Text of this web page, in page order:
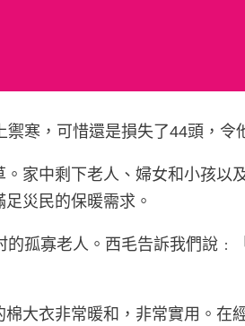
寒，可惜還是損失了44頭，令
家中剩下老人、婦女和小孩以
災民的保暖需求。
孤寡老人。西毛告訴我們說﹕
大衣非常暖和，非常實用。在